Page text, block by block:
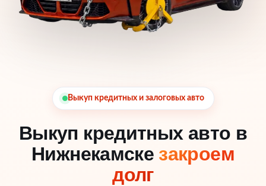
Выкуп кредитных и залоговых авто
Выкуп кредитных авто в
Нижнекамске закроем
долг